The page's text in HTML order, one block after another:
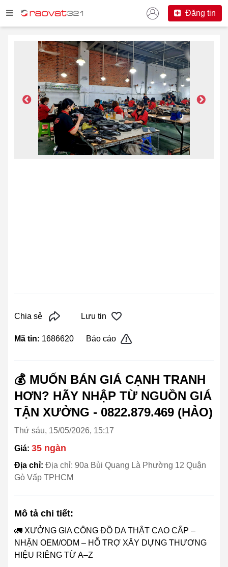
Đăng tin
Chia sẻ Lưu tin
Mã tin: 1686620 Báo cáo
💰 MUỐN BÁN GIÁ CẠNH TRANH
HƠN? HÃY NHẬP TỪ NGUỒN GIÁ
TẬN XƯỞNG - 0822.879.469 (HẢO)
Thứ sáu, 15/05/2026, 15:17
Giá: 35 ngàn
Địa chỉ: Địa chỉ: 90a Bùi Quang Là Phường 12 Quận
Gò Vấp TPHCM
Mô tả chi tiết:
🚛 XƯỞNG GIA CÔNG ĐỒ DA THẬT CAO CẤP –
NHẬN OEM/ODM – HỖ TRỢ XÂY DỰNG THƯƠNG
HIỆU RIÊNG TỪ A–Z